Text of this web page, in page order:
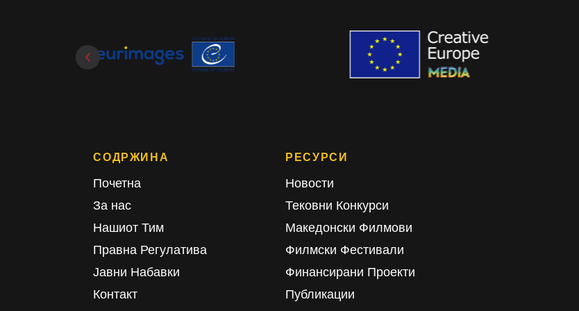
СОДРЖИНА
Почетна
За нас
Нашиот Тим
Правна Регулатива
Јавни Набавки
Контакт
РЕСУРСИ
Новости
Тековни Конкурси
Македонски Филмови
Филмски Фестивали
Финансирани Проекти
Публикации